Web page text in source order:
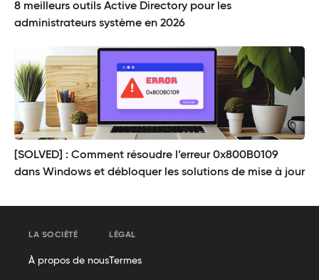
8 meilleurs outils Active Directory pour les
administrateurs système en 2026
[SOLVED] : Comment résoudre l’erreur 0x800B0109
dans Windows et débloquer les solutions de mise à jour
LA SOCIÉTÉ
À propos de nous
LÉGAL
Termes